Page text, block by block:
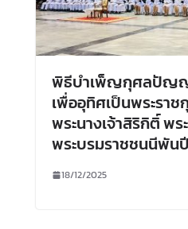
พิธีบำเพ็ญกุศลปัญญ
เพื่ออุทิศเป็นพระราช
พระนางเจ้าสิริกิติ์ พ
พระบรมราชชนนีพัน
18/12/2025